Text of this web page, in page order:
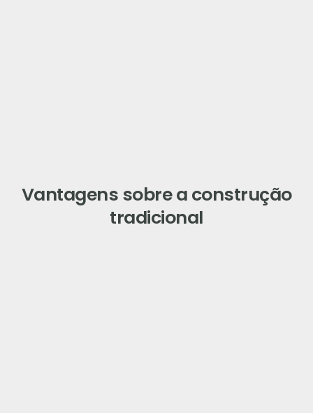
Vantagens sobre a construção
tradicional